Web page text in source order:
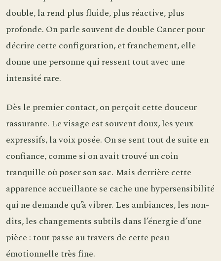
double, la rend plus fluide, plus réactive, plus
profonde. On parle souvent de double Cancer pour
décrire cette configuration, et franchement, elle
donne une personne qui ressent tout avec une
intensité rare.
Dès le premier contact, on perçoit cette douceur
rassurante. Le visage est souvent doux, les yeux
expressifs, la voix posée. On se sent tout de suite en
confiance, comme si on avait trouvé un coin
tranquille où poser son sac. Mais derrière cette
apparence accueillante se cache une hypersensibilité
qui ne demande qu’à vibrer. Les ambiances, les non-
dits, les changements subtils dans l’énergie d’une
pièce : tout passe au travers de cette peau
émotionnelle très fine.